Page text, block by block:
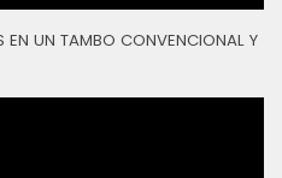
EN UN TAMBO CONVENCIONAL Y